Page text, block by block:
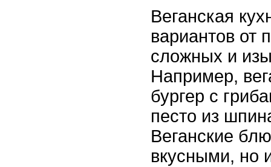
Веганская
вариантов от
сложных и
Например,
бургер с
песто из
Веганские
вкусными, но